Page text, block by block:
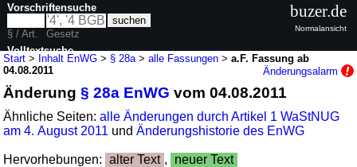
Start > Inhalt EnWG > § 28a >alle Fassungen >a.F. Fassung ab
04.08.2011
Änderungsalarm
Änderung§ 28a EnWG vom 04.08.2011
Ähnliche Seiten:alle Änderungen durch Artikel 1 WaStNUG
am 4. August 2011 undÄnderungshistorie des EnWG
Hervorhebungen: alter Text , neuer Text
Vorschriftensuche
§ / Art.
Gesetz
Volltextsuche
buzer.de
Normalansicht